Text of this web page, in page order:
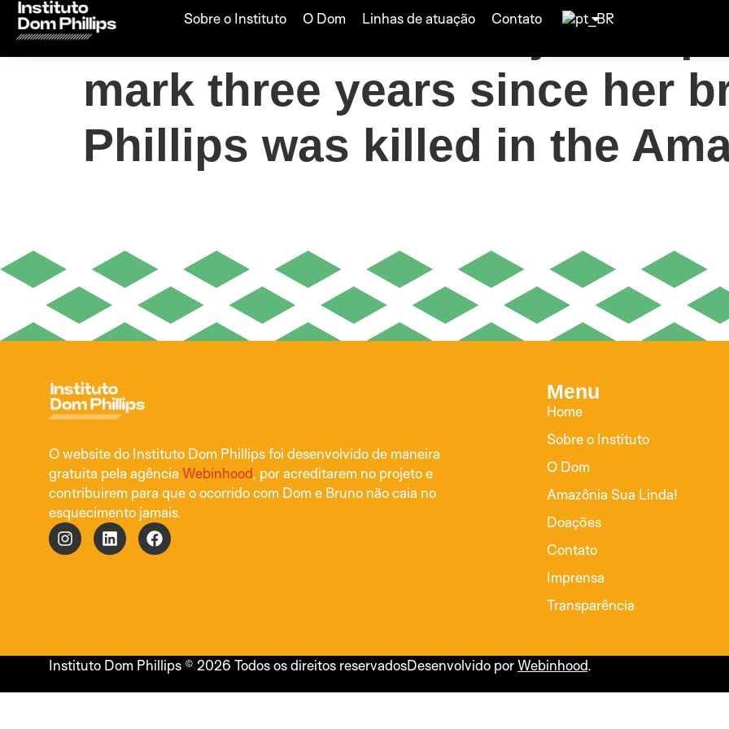
Sobre o Instituto O Dom Linhas de atuação Contato
Lancaster musician joins
mark three years since her
Phillips was killed in the
O website do Instituto Dom Phillips foi desenvolvido de maneira
gratuita pela agência Webinhood, por acreditarem no projeto e
contribuirem para que o ocorrido com Dom e Bruno não caia no
esquecimento jamais.
Menu
Home
Sobre o Instituto
O Dom
Amazônia Sua Linda!
Doações
Contato
Imprensa
Transparência
Instituto Dom Phillips © 2026 Todos os direitos reservadosDesenvolvido porWebinhood.